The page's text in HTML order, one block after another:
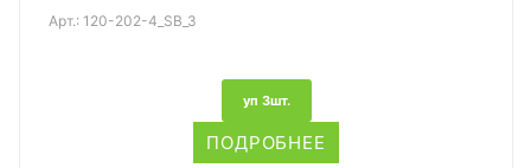
Арт.: 120-202-4_SB_3
уп 3шт.
ПОДРОБНЕЕ